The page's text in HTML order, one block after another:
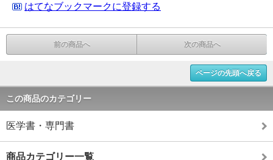
はてなブックマークに登録する
前の商品へ 次の商品へ
ページの先頭へ戻る
この商品のカテゴリー
医学書・専門書
商品カテゴリー一覧